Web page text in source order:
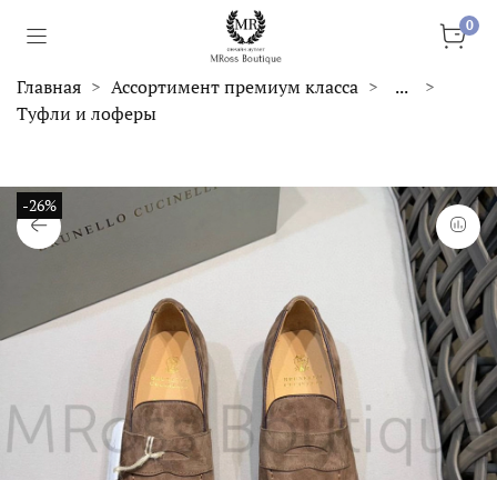
0
Главная Ассортимент премиум класса
...
Туфли и лоферы
-26%